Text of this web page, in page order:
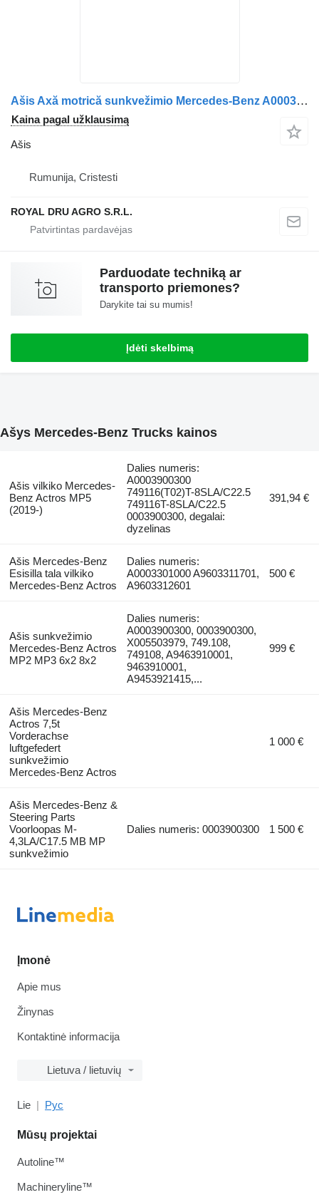
Ašis Axă motrică sunkvežimio Mercedes-Benz A0003500400 / 0003500400 / A9423516601 / 9423516601 / A0003504303 / 0003504303 / 9423502339 / A9423502339
Kaina pagal užklausimą
Ašis
Rumunija, Cristesti
ROYAL DRU AGRO S.R.L.
Parduodate techniką ar
transporto priemones?
Darykite tai su mumis!
Įdėti skelbimą
Ašys Mercedes-Benz Trucks kainos
Ašis vilkiko Mercedes-
Benz Actros MP5
(2019-)
Dalies numeris:
A0003900300
749116(T02)T-8SLA/C22.5
749116T-8SLA/C22.5
0003900300, degalai:
dyzelinas
391,94 €
Ašis Mercedes-Benz
Esisilla tala vilkiko
Mercedes-Benz Actros
Dalies numeris:
A0003301000 A9603311701,
A9603312601
500 €
Ašis sunkvežimio
Mercedes-Benz Actros
MP2 MP3 6x2 8x2
Dalies numeris:
A0003900300, 0003900300,
X005503979, 749.108,
749108, A9463910001,
9463910001,
A9453921415,...
999 €
Ašis Mercedes-Benz
Actros 7,5t
Vorderachse
luftgefedert
sunkvežimio
Mercedes-Benz Actros
1 000 €
Ašis Mercedes-Benz &
Steering Parts
Voorloopas M-
4,3LA/C17.5 MB MP
sunkvežimio
Dalies numeris: 0003900300 1 500 €
Įmonė
Apie mus
Žinynas
Kontaktinė informacija
Lietuva / lietuvių
Lie Рус
Mūsų projektai
Autoline™
Machineryline™